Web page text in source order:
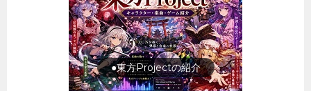
旅行の前に旅行先をチェック